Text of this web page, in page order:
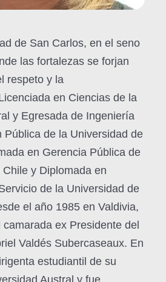
de San Carlos, en el seno
las fortalezas se forjan
respeto y la
en Ciencias de la
y Egresada de Ingeniería
Pública de la Universidad de
en Gerencia Pública de
Chile y Diplomada en
de la Universidad de
el año 1985 en Valdivia,
ex Presidente del
Valdés Subercaseaux. En
estudiantil de su
Austral y fue